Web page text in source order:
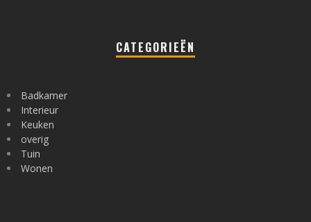
CATEGORIEËN
Badkamer
Interieur
Keuken
overig
Tuin
Wonen